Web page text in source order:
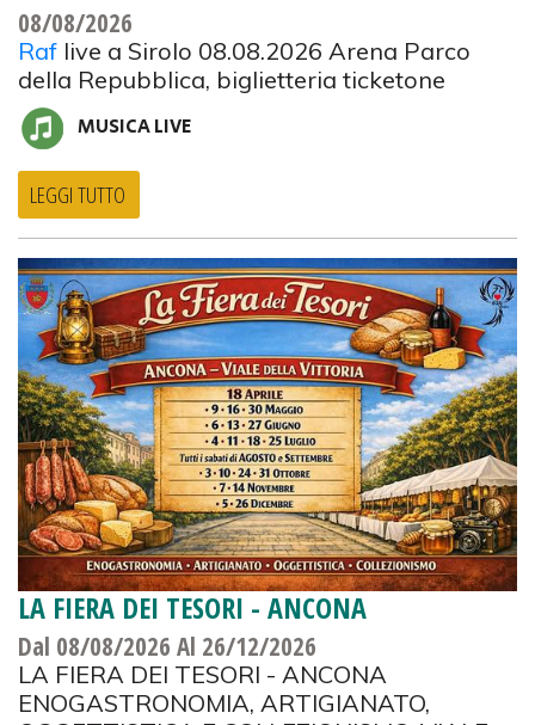
08/08/2026
Raf live a Sirolo 08.08.2026 Arena Parco
della Repubblica, biglietteria ticketone
MUSICA LIVE
LEGGI TUTTO
LA FIERA DEI TESORI - ANCONA
Dal 08/08/2026 Al 26/12/2026
LA FIERA DEI TESORI - ANCONA
ENOGASTRONOMIA, ARTIGIANATO,